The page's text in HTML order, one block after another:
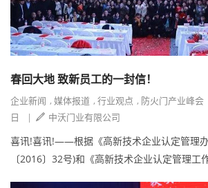
春回大地 致新员工的一封信！
企业新闻 , 媒体报道 , 行业观点 , 防火门产业峰会
日
| 中沃门业有限公司
喜讯!喜讯!——根据《高新技术企业认定管理
〔2016〕32号)和《高新技术企业认定管理工